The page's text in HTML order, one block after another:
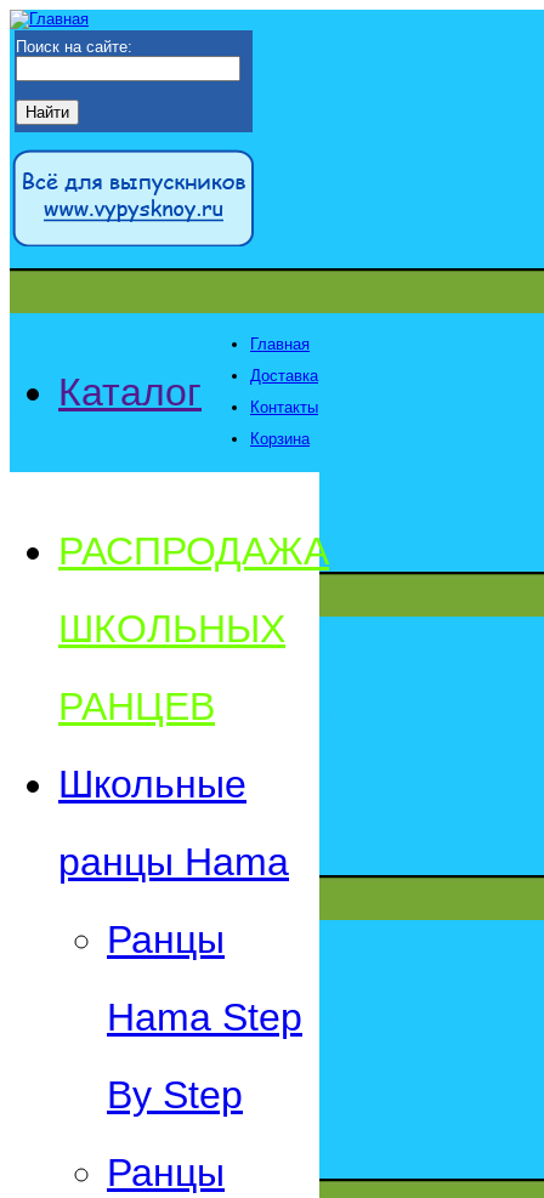
Поиск на сайте:
Каталог
Главная
Доставка
Контакты
Корзина
РАСПРОДАЖА
ШКОЛЬНЫХ
РАНЦЕВ
Школьные
ранцы Hama
Ранцы
Hama Step
By Step
Ранцы